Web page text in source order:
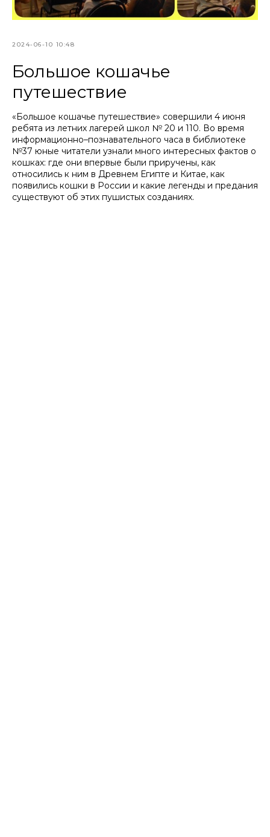
2024-06-10 10:48
Большое кошачье
путешествие
«Большое кошачье путешествие» совершили 4 июня
ребята из летних лагерей школ № 20 и 110. Во время
информационно–познавательного часа в библиотеке
№37 юные читатели узнали много интересных фактов о
кошках: где они впервые были приручены, как
относились к ним в Древнем Египте и Китае, как
появились кошки в России и какие легенды и предания
существуют об этих пушистых созданиях.